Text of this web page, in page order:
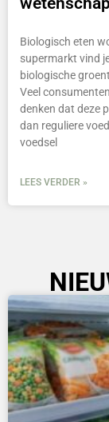
Biologisch eten
supermarkt vind
biologische
Veel
denken dat deze
dan reguliere
voedsel
LEES VERDER »